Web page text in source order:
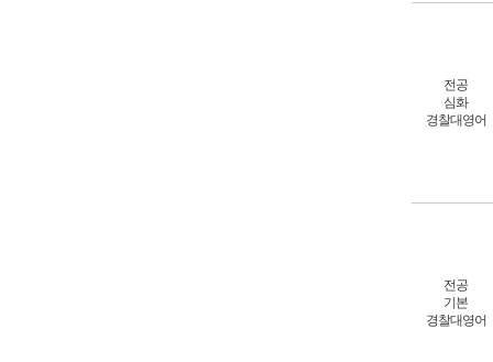
전공
심화
경찰대영어
전공
기본
경찰대영어